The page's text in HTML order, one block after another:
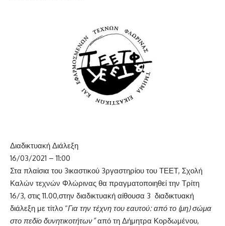
Διαδικτυακή Διάλεξη
16/03/2021 – 11:00
Στα πλαίσια του 3ικαστικού 3ργαστηρίου του ΤΕΕΤ, Σχολή
Καλών τεχνών Φλώρινας θα πραγματοποιηθεί την Τρίτη
16/3, στις 11.00,στην διαδικτυακή αίθουσα 3 διαδικτυακή
διάλεξη με τίτλο “Για την τέχνη του εαυτού: από το (μη) σώμα
στο πεδίο δυνητικοτήτων”από τη Δήμητρα Κορδωμένου,